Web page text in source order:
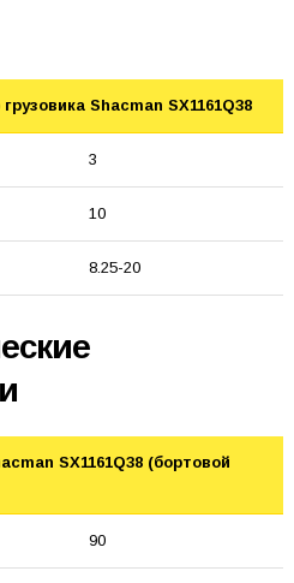
Shacman SX1161Q38
3
10
8.25-20
SX1161Q38 (бортовой
90